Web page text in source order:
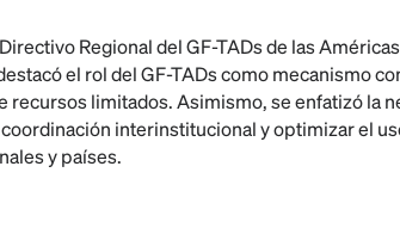
Regional del GF-TADs de las
el rol del GF-TADs como mecanismo
recursos limitados. Asimismo, se enfatizó la
interinstitucional y optimizar el
y países.